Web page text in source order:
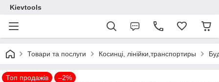
Kievtools
Товари та послуги Косинці, лінійки,транспортиры
Топ продажів –2%